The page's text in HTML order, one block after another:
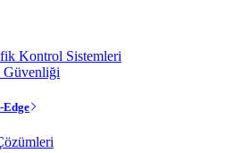
Kontrol Sistemleri
Güvenliği
Edge